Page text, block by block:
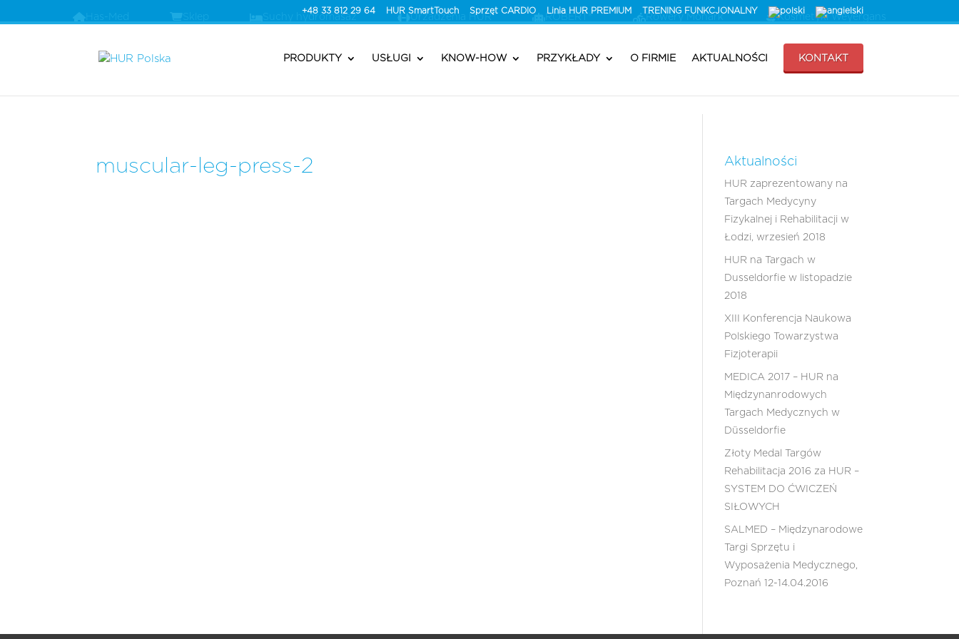
Has-Med Sklep Suchy hydromasaż Urzadzenia HUR ROBERT® Rowery Monark Kosmetyki Weyergans
+48 33 812 29 64 HUR SmartTouch Sprzęt CARDIO Linia HUR PREMIUM TRENING FUNKCJONALNY
PRODUKTY USŁUGI KNOW-HOW PRZYKŁADY O FIRMIE AKTUALNOŚCI KONTAKT
muscular-leg-press-2 Aktualności
HUR zaprezentowany na
Targach Medycyny
Fizykalnej i Rehabilitacji w
Łodzi, wrzesień 2018
HUR na Targach w
Dusseldorfie w listopadzie
2018
XIII Konferencja Naukowa
Polskiego Towarzystwa
Fizjoterapii
MEDICA 2017 – HUR na
Międzynanrodowych
Targach Medycznych w
Düsseldorfie
Złoty Medal Targów
Rehabilitacja 2016 za HUR –
SYSTEM DO ĆWICZEŃ
SIŁOWYCH
SALMED – Międzynarodowe
Targi Sprzętu i
Wyposażenia Medycznego,
Poznań 12-14.04.2016